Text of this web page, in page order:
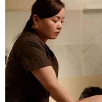
Записаться